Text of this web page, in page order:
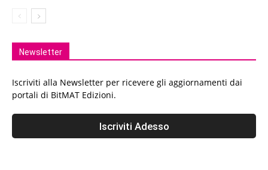
Newsletter
Iscriviti alla Newsletter per ricevere gli aggiornamenti dai
portali di BitMAT Edizioni.